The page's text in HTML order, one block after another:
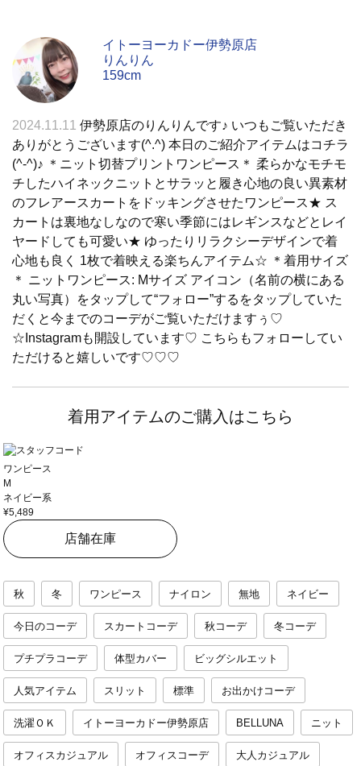
イトーヨーカドー伊勢原店
りんりん
159cm
2024.11.11 伊勢原店のりんりんです♪ いつもご覧いただき
ありがとうございます(^.^) 本日のご紹介アイテムはコチラ
(^-^)♪ ＊ニット切替プリントワンピース＊ 柔らかなモチモ
チしたハイネックニットとサラッと履き心地の良い異素材
のフレアースカートをドッキングさせたワンピース★ ス
カートは裏地なしなので寒い季節にはレギンスなどとレイ
ヤードしても可愛い★ ゆったりリラクシーデザインで着
心地も良く 1枚で着映える楽ちんアイテム☆ ＊着用サイズ
＊ ニットワンピース: Mサイズ アイコン（名前の横にある
丸い写真）をタップして“フォロー”するをタップしていた
だくと今までのコーデがご覧いただけますぅ♡
☆Instagramも開設しています♡ こちらもフォローしてい
ただけると嬉しいです♡♡♡
着用アイテムのご購入はこちら
ワンピース
M
ネイビー系
¥5,489
店舗在庫
秋 冬 ワンピース ナイロン 無地 ネイビー
今日のコーデ スカートコーデ 秋コーデ 冬コーデ
プチプラコーデ 体型カバー ビッグシルエット
人気アイテム スリット 標準 お出かけコーデ
洗濯ＯＫ イトーヨーカドー伊勢原店 BELLUNA ニット
オフィスカジュアル オフィスコーデ 大人カジュアル